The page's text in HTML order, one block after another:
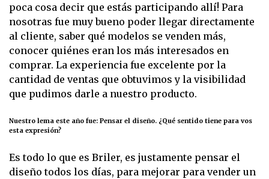
poca cosa decir que estás participando allí! Para
nosotras fue muy bueno poder llegar directamente
al cliente, saber qué modelos se venden más,
conocer quiénes eran los más interesados en
comprar. La experiencia fue excelente por la
cantidad de ventas que obtuvimos y la visibilidad
que pudimos darle a nuestro producto.
Nuestro lema este año fue: Pensar el diseño. ¿Qué sentido tiene para vos
esta expresión?
Es todo lo que es Briler, es justamente pensar el
diseño todos los días, para mejorar para vender un